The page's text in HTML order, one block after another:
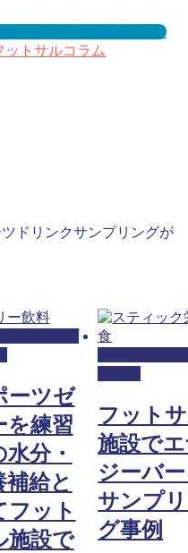
リット３選と事例を紹介
ットサルコラム
ドリンクサンプリングが
ーツゼ
を練習
水分・
補給と
フット
施設で
フット
施設で
ジーバ
サンプ
グ事例